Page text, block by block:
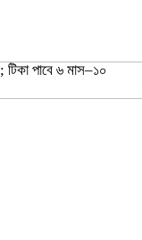
টিকা পাবে ৬ মাস–১০